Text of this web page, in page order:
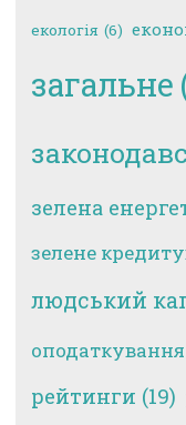
екологія (6)
загальне
зелена
зелене
людський
оподаткування
рейтинги (19)